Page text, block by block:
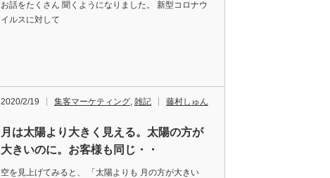
お話をたくさん 聞くようになりました。 新型コロナウ
イルスに対して
2020/2/19 集客マーケティング, 雑記 藤村しゅん
月は太陽より大きく見える。太陽の方が
大きいのに。お客様も同じ・・
空を見上げてみると、 「太陽よりも 月の方が大きい